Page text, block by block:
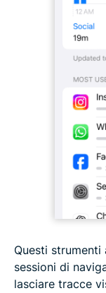
Questi
sessioni di
lasciare tracce